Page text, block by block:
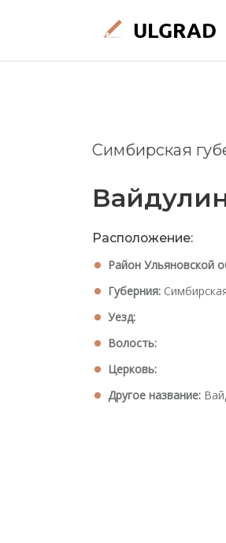
Симбирская
Расположение:
Район Ульяновской
Губерния:
Уезд:
Волость:
Церковь:
Другое название: